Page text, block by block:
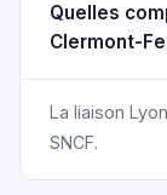
Quelles
Clermont-
La liaison
SNCF.